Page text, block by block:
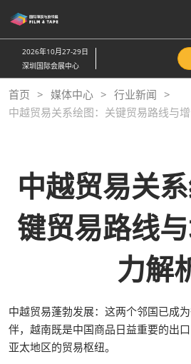
接
跳
至
内
容
2026年10月27-29日
深圳国际会展中心
首页 媒体中心
行业新闻
中越贸易关系绘图：关键贸易路线与
中越贸易关
键贸易路线
力解
中越贸易蓬勃发展：这两个邻国已成
伴，越南既是中国商品日益重要的出
亚太地区的贸易枢纽。